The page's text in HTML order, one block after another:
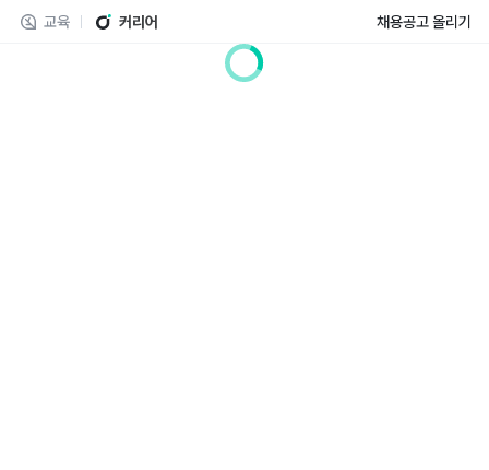
교육 커리어 채용공고 올리기